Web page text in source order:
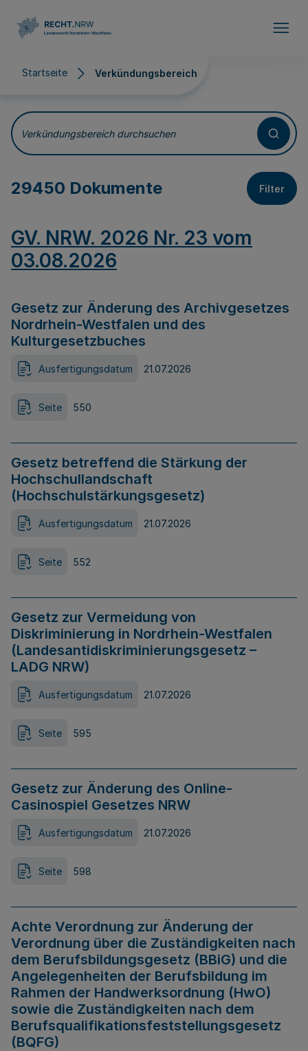
Startseite Verkündungsbereich
Verkündungsbereich
Verkündungsbereich durchsuchen
29450 Dokumente Filter
GV. NRW. 2026 Nr. 23 vom
03.08.2026
Gesetz zur Änderung des Archivgesetzes
Nordrhein-Westfalen und des
Kulturgesetzbuches
Ausfertigungsdatum 21.07.2026
Seite 550
Gesetz betreffend die Stärkung der
Hochschullandschaft
(Hochschulstärkungsgesetz)
Ausfertigungsdatum 21.07.2026
Seite 552
Gesetz zur Vermeidung von
Diskriminierung in Nordrhein-Westfalen
(Landesantidiskriminierungsgesetz –
LADG NRW)
Ausfertigungsdatum 21.07.2026
Seite 595
Gesetz zur Änderung des Online-
Casinospiel Gesetzes NRW
Ausfertigungsdatum 21.07.2026
Seite 598
Achte Verordnung zur Änderung der
Verordnung über die Zuständigkeiten nach
dem Berufsbildungsgesetz (BBiG) und die
Angelegenheiten der Berufsbildung im
Rahmen der Handwerksordnung (HwO)
sowie die Zuständigkeiten nach dem
Berufsqualifikationsfeststellungsgesetz
(BQFG)